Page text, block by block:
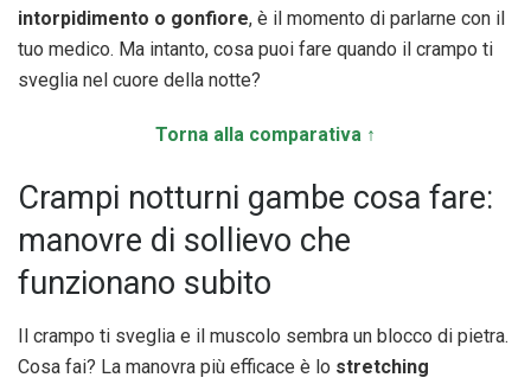
intorpidimento o gonfiore, è il momento di parlarne con il
tuo medico. Ma intanto, cosa puoi fare quando il crampo ti
sveglia nel cuore della notte?
Torna alla comparativa ↑
Crampi notturni gambe cosa fare:
manovre di sollievo che
funzionano subito
Il crampo ti sveglia e il muscolo sembra un blocco di pietra.
Cosa fai? La manovra più efficace è lo stretching